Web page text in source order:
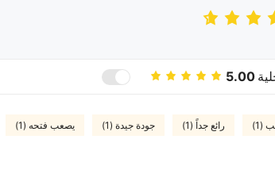
5.00
(1) رائع جداً (1) جودة جيدة (1) يصعب فتحه (1)